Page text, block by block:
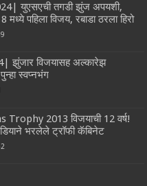
युएसएची तगडी झुंज अपयशी,
पहिला विजय, रबाडा ठरला हिरो
झुंजार विजयासह अल्कारेझ
स्वप्नभंग
Trophy 2013 विजयाची 12 वर्ष!
भरलेले ट्रॉफी कॅबिनेट